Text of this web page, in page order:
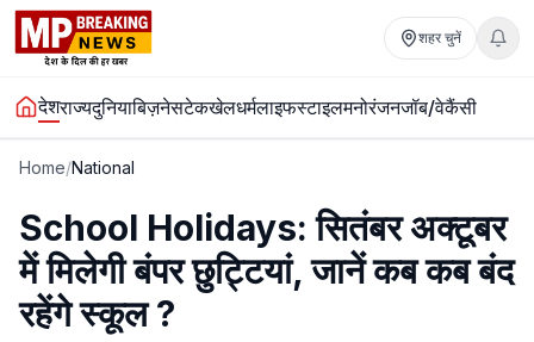
शहर चुनें
देशराज्यदुनियाबिज़नेसटेकखेलधर्मलाइफस्टाइलमनोरंजनजॉब/वेकैंसी
Home/National
School Holidays: सितंबर अक्टूबर
में मिलेगी बंपर छुट्टियां, जानें कब कब बंद
रहेंगे स्कूल ?